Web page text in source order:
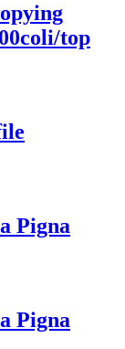
top
Pigna
Pigna